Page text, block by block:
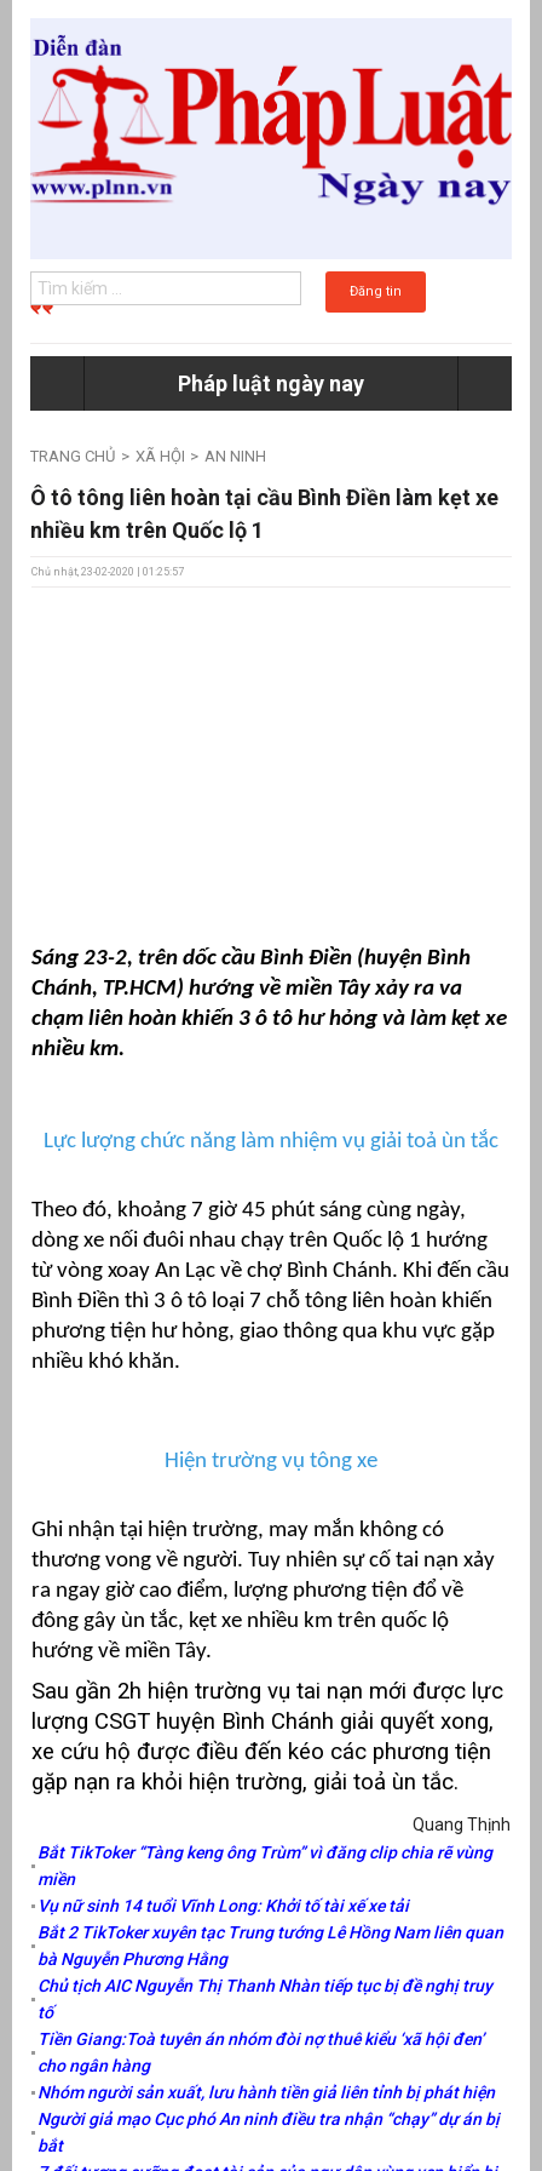
Đăng tin
Pháp luật ngày nay
TRANG CHỦ XÃ HỘI AN NINH
Ô tô tông liên hoàn tại cầu Bình Điền làm kẹt xe
nhiều km trên Quốc lộ 1
Chủ nhật, 23-02-2020 | 01:25:57
Sáng 23-2, trên dốc cầu Bình Điền (huyện Bình
Chánh, TP.HCM) hướng về miền Tây xảy ra va
chạm liên hoàn khiến 3 ô tô hư hỏng và làm kẹt xe
nhiều km.
Lực lượng chức năng làm nhiệm vụ giải toả ùn tắc
Theo đó, khoảng 7 giờ 45 phút sáng cùng ngày,
dòng xe nối đuôi nhau chạy trên Quốc lộ 1 hướng
từ vòng xoay An Lạc về chợ Bình Chánh. Khi đến cầu
Bình Điền thì 3 ô tô loại 7 chỗ tông liên hoàn khiến
phương tiện hư hỏng, giao thông qua khu vực gặp
nhiều khó khăn.
Hiện trường vụ tông xe
Ghi nhận tại hiện trường, may mắn không có
thương vong về người. Tuy nhiên sự cố tai nạn xảy
ra ngay giờ cao điểm, lượng phương tiện đổ về
đông gây ùn tắc, kẹt xe nhiều km trên quốc lộ
hướng về miền Tây.
Sau gần 2h hiện trường vụ tai nạn mới được lực
lượng CSGT huyện Bình Chánh giải quyết xong,
xe cứu hộ được điều đến kéo các phương tiện
gặp nạn ra khỏi hiện trường, giải toả ùn tắc.
Quang Thịnh
Bắt TikToker “Tàng keng ông Trùm” vì đăng clip chia rẽ vùng
miền
Vụ nữ sinh 14 tuổi Vĩnh Long: Khởi tố tài xế xe tải
Bắt 2 TikToker xuyên tạc Trung tướng Lê Hồng Nam liên quan
bà Nguyễn Phương Hằng
Chủ tịch AIC Nguyễn Thị Thanh Nhàn tiếp tục bị đề nghị truy
tố
Tiền Giang:Toà tuyên án nhóm đòi nợ thuê kiểu ‘xã hội đen’
cho ngân hàng
Nhóm người sản xuất, lưu hành tiền giả liên tỉnh bị phát hiện
Người giả mạo Cục phó An ninh điều tra nhận “chạy” dự án bị
bắt